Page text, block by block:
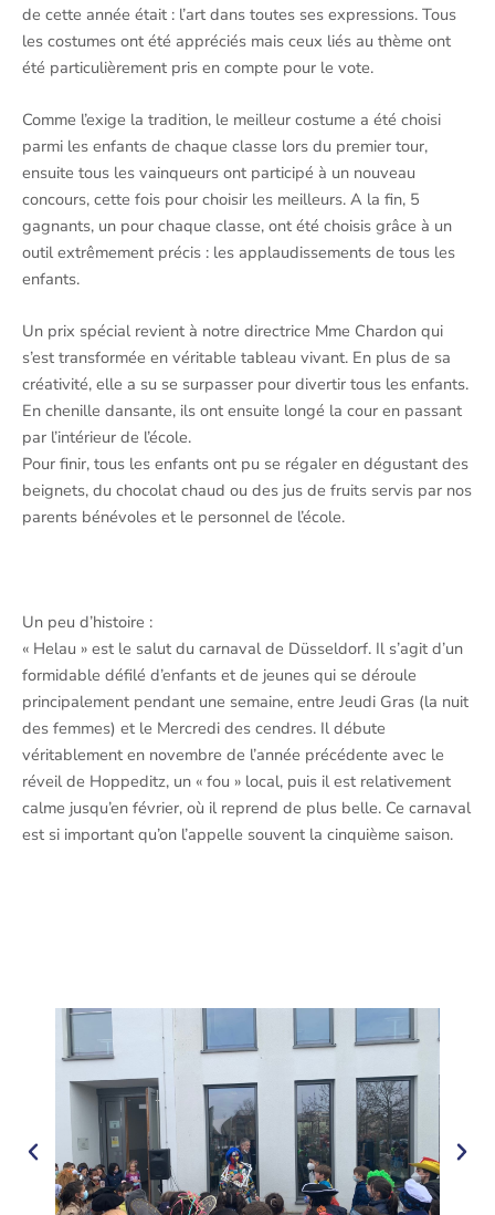
de cette année était : l’art dans toutes ses expressions. Tous
les costumes ont été appréciés mais ceux liés au thème ont
été particulièrement pris en compte pour le vote.
Comme l’exige la tradition, le meilleur costume a été choisi
parmi les enfants de chaque classe lors du premier tour,
ensuite tous les vainqueurs ont participé à un nouveau
concours, cette fois pour choisir les meilleurs. A la fin, 5
gagnants, un pour chaque classe, ont été choisis grâce à un
outil extrêmement précis : les applaudissements de tous les
enfants.
Un prix spécial revient à notre directrice Mme Chardon qui
s’est transformée en véritable tableau vivant. En plus de sa
créativité, elle a su se surpasser pour divertir tous les enfants.
En chenille dansante, ils ont ensuite longé la cour en passant
par l’intérieur de l’école.
Pour finir, tous les enfants ont pu se régaler en dégustant des
beignets, du chocolat chaud ou des jus de fruits servis par nos
parents bénévoles et le personnel de l’école.
Un peu d’histoire :
« Helau » est le salut du carnaval de Düsseldorf. Il s’agit d’un
formidable défilé d’enfants et de jeunes qui se déroule
principalement pendant une semaine, entre Jeudi Gras (la nuit
des femmes) et le Mercredi des cendres. Il débute
véritablement en novembre de l’année précédente avec le
réveil de Hoppeditz, un « fou » local, puis il est relativement
calme jusqu’en février, où il reprend de plus belle. Ce carnaval
est si important qu’on l’appelle souvent la cinquième saison.